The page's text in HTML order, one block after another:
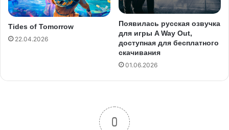
Tides of Tomorrow
22.04.2026
Появилась русская озвучка
для игры A Way Out,
доступная для бесплатного
скачивания
01.06.2026
0